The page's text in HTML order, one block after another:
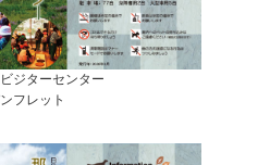
ジターセンター
フレット